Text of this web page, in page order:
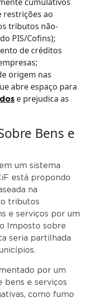
restrições ao
tributos não-
PIS/Cofins);
de créditos
origem nas
abre espaço para
e prejudica as
Bens e
um sistema
está propondo
na
tributos
e serviços por um
Imposto sobre
seria partilhada
por um
bens e serviços
como fumo